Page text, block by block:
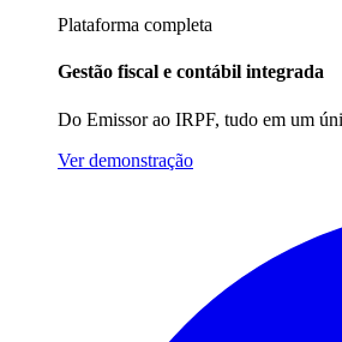
Plataforma completa
Gestão fiscal e contábil integrada
Do Emissor ao IRPF, tudo em um
Ver demonstração